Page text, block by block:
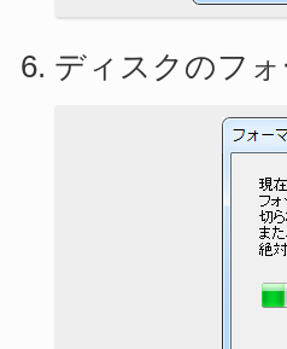
ディスクのフ